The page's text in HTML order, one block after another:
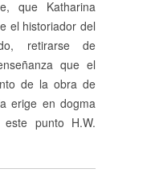
que Katharina
el historiador del
retirarse de
que el
de la obra de
erige en dogma
punto H.W.